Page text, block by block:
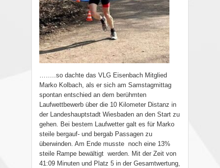
……..so dachte das VLG Eisenbach Mitglied
Marko Kolbach, als er sich am Samstagmittag
spontan entschied an dem berühmten
Laufwettbewerb über die 10 Kilometer Distanz in
der Landeshauptstadt Wiesbaden an den Start zu
gehen. Bei bestem Laufwetter galt es für Marko
steile bergauf- und bergab Passagen zu
überwinden. Am Ende musste noch eine 13%
steile Rampe bewältigt werden. Mit der Zeit von
41:09 Minuten und Platz 5 in der Gesamtwertung,